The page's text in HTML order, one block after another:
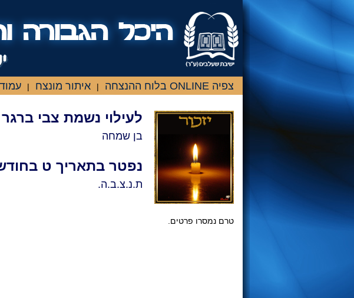
צפיה ONLINE בלוח ההנצחה | איתור מונצח |
לעילוי נשמת צבי ברגר
בן שמחה
נפטר בתאריך ט
ת.נ.צ.ב.ה.
טרם נמסרו פרטים.